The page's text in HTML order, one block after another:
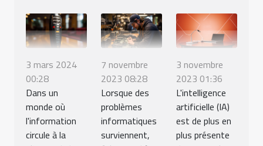
3 mars 2024
00:28
Dans un
monde où
l'information
circule à la
7 novembre
2023 08:28
Lorsque des
problèmes
informatiques
surviennent,
3 novembre
2023 01:36
L'intelligence
artificielle (IA)
est de plus en
plus présente